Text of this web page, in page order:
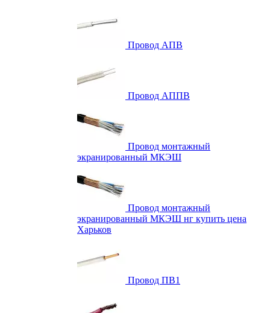
Провод АПВ
Провод АППВ
Провод монтажный
экранированный МКЭШ
Провод монтажный
экранированный МКЭШ нг купить цена
Харьков
Провод ПВ1